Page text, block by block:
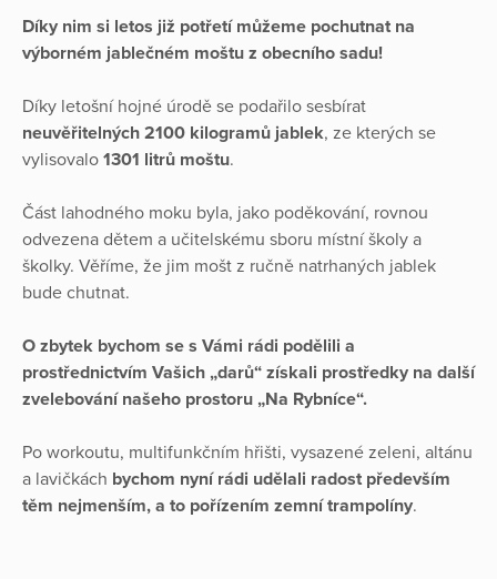
Díky nim si letos již potřetí můžeme pochutnat na
výborném jablečném moštu z obecního sadu!
Díky letošní hojné úrodě se podařilo sesbírat
neuvěřitelných 2100 kilogramů jablek, ze kterých se
vylisovalo 1301 litrů moštu.
Část lahodného moku byla, jako poděkování, rovnou
odvezena dětem a učitelskému sboru místní školy a
školky. Věříme, že jim mošt z ručně natrhaných jablek
bude chutnat.
O zbytek bychom se s Vámi rádi podělili a
prostřednictvím Vašich „darů“ získali prostředky na další
zvelebování našeho prostoru „Na Rybníce“.
Po workoutu, multifunkčním hřišti, vysazené zeleni, altánu
a lavičkách bychom nyní rádi udělali radost především
těm nejmenším, a to pořízením zemní trampolíny.